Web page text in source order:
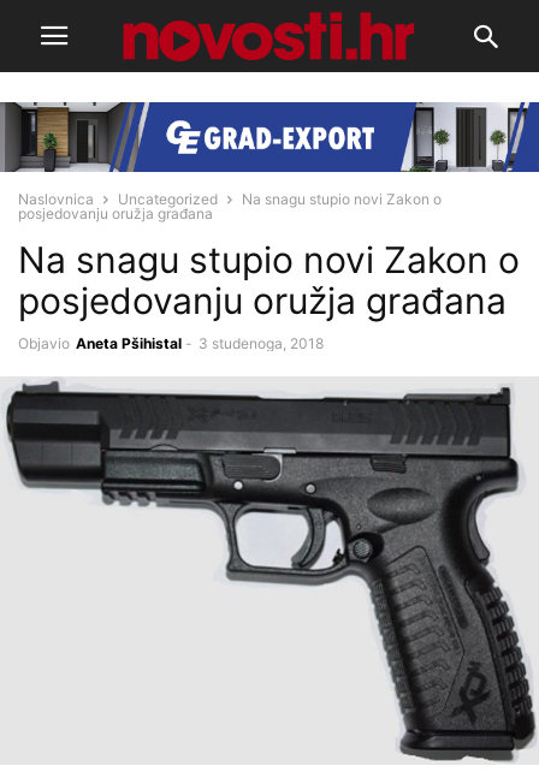
Naslovnica Uncategorized
Na snagu stupio novi Zakon o
posjedovanju oružja građana
Na snagu stupio novi Zakon o
posjedovanju oružja građana
Objavio Aneta Pšihistal - 3 studenoga, 2018